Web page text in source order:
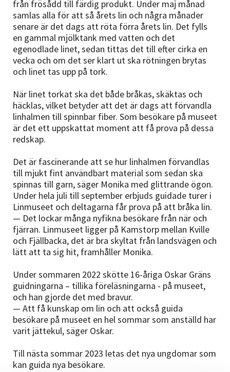
från frösådd till färdig produkt. Under maj månad
samlas alla för att så årets lin och några månader
senare är det dags att röta förra årets lin. Det fylls
en gammal mjölktank med vatten och det
egenodlade linet, sedan tittas det till efter cirka en
vecka och om det ser klart ut ska rötningen brytas
och linet tas upp på tork.
När linet torkat ska det både bråkas, skäktas och
häcklas, vilket betyder att det är dags att förvandla
linhalmen till spinnbar fiber. Som besökare på museet
är det ett uppskattat moment att få prova på dessa
redskap.
Det är fascinerande att se hur linhalmen förvandlas
till mjukt fint användbart material som sedan ska
spinnas till garn, säger Monika med glittrande ögon.
Under hela juli till september erbjuds guidade turer i
Linmuseet och deltagarna får prova på att bråka lin.
— Det lockar många nyfikna besökare från när och
fjärran. Linmuseet ligger på Kamstorp mellan Kville
och Fjällbacka, det är bra skyltat från landsvägen och
lätt att ta sig hit, framhåller Monika.
Under sommaren 2022 skötte 16-åriga Oskar Gräns
guidningarna – tillika föreläsningarna - på museet,
och han gjorde det med bravur.
— Att få kunskap om lin och att också guida
besökare på museet en hel sommar som anställd har
varit jättekul, säger Oskar.
Till nästa sommar 2023 letas det nya ungdomar som
kan guida nya besökare.